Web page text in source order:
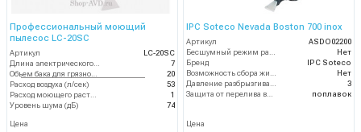
Профессиональный моющий
пылесос LC-20SC
Артикул
LC-20SC
Длина электрического кабеля (м)
7
Объем бака для грязной воды, л
20
Расход воздуха (л/сек)
53
Расход моющего раствора (л/мин)
1
Уровень шума (дБ)
74
Цена
IPC Soteco Nevada Boston 700 inox
Артикул
ASDO02200
Бесшумный режим работы
Нет
Бренд
IPC Soteco
Возможность сбора жидкой грязи
Нет
Давление разбрызгивания (бар)
3
Защита от перелива воды
поплавок
Цена